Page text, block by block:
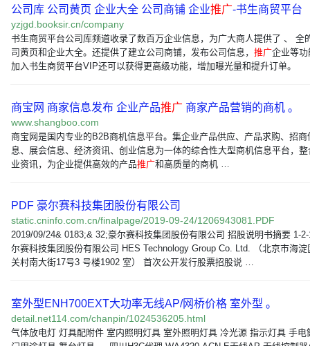
公司库 公司黄页 企业大全 公司商铺 企业推广-书生商贸平台
yzjgd.booksir.cn/company
书生商贸平台公司库频道收录了数百万企业信息，为广大商人提供了 、 全
司黄页和企业大全。还提供了建立公司商铺，发布公司信息， 推广企业等功
加入书生商贸平台VIP还可以获得更高级功能，增加曝光量和提升订单。
商宝网 商家信息发布 企业产品推广 商家产品营销的商机 。
www.shangboo.com
商宝网是国内专业的B2B商机信息平台。集企业产品供应、产品求购、招商
息、展会信息、经济资讯、创业信息为一体的综合性大型商机信息平台，整
业资讯，为企业提供高效的产品推广和高质量的商机 …
PDF 豪尔赛科技集团股份有限公司
static.cninfo.com.cn/finalpage/2019-09-24/1206943081.PDF
2019/09/24& 0183;& 32;豪尔赛科技集团股份有限公司 招股说明书摘要 1-
尔赛科技集团股份有限公司 HES Technology Group Co. Ltd. （北京市海淀
关村南大街17号3 号楼1902 室） 首次公开发行股票招股说 …
室外型ENH700EXT大功率无线AP/网桥价格 室外型 。
detail.net114.com/chanpin/1024536205.html
气体放电灯 灯具配附件 室内照明灯具 室外照明灯具 冷光源 指示灯具 手电